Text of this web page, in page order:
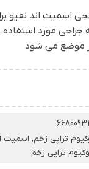
اسمیت اند نفیو
جراحی مورد
موضع می شود
تراپی زخم,
تراپی زخم